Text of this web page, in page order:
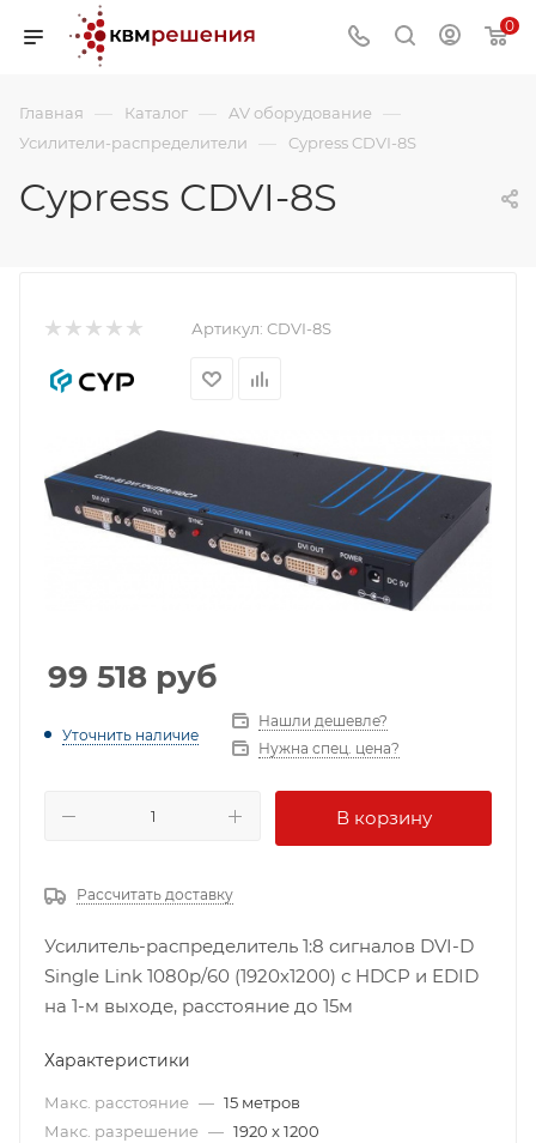
0
Главная — Каталог — AV оборудование —
Усилители-распределители — Cypress CDVI-8S
Cypress CDVI-8S
Артикул: CDVI-8S
99 518 руб
Уточнить наличие
Нашли дешевле?
Нужна спец. цена?
В корзину
Рассчитать доставку
Усилитель-распределитель 1:8 сигналов DVI-D
Single Link 1080p/60 (1920х1200) с HDCP и EDID
на 1-м выходе, расстояние до 15м
Характеристики
Макс. расстояние — 15 метров
Макс. разрешение — 1920 x 1200